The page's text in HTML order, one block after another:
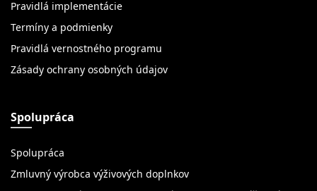
Pravidlá implementácie
Termíny a podmienky
Pravidlá vernostného programu
Zásady ochrany osobných údajov
Spolupráca
Spolupráca
Zmluvný výrobca výživových doplnkov